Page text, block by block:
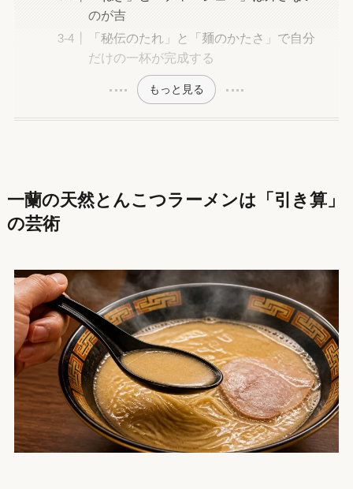
のが吉
「秘伝のたれ」と「麺のかたさ」で自分
だけの一杯が完成する
もっと見る
一蘭の天然とんこつラーメンは「引き算」
の芸術